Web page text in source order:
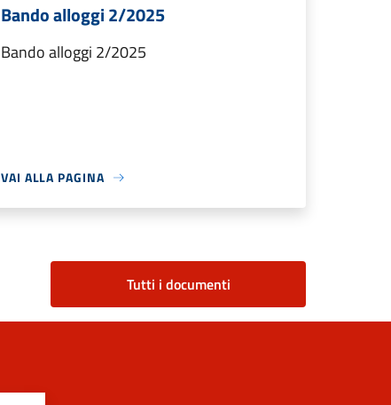
Bando alloggi 2/2025
Bando alloggi 2/2025
VAI ALLA PAGINA
Tutti i documenti